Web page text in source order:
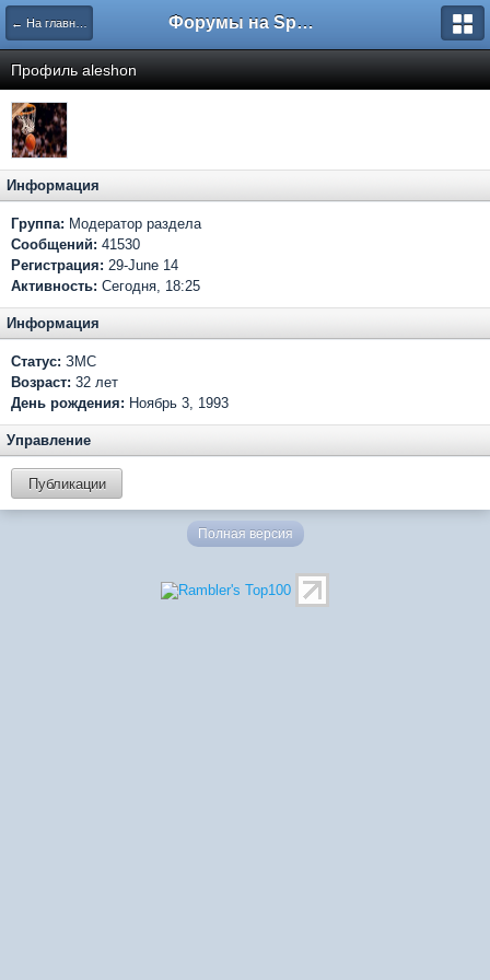
← На главную Форумы на Sportbox.ru
Профиль aleshon
Информация
Группа: Модератор раздела
Сообщений: 41530
Регистрация: 29-June 14
Активность: Сегодня, 18:25
Информация
Статус: ЗМС
Возраст: 32 лет
День рождения: Ноябрь 3, 1993
Управление
Публикации
Полная версия